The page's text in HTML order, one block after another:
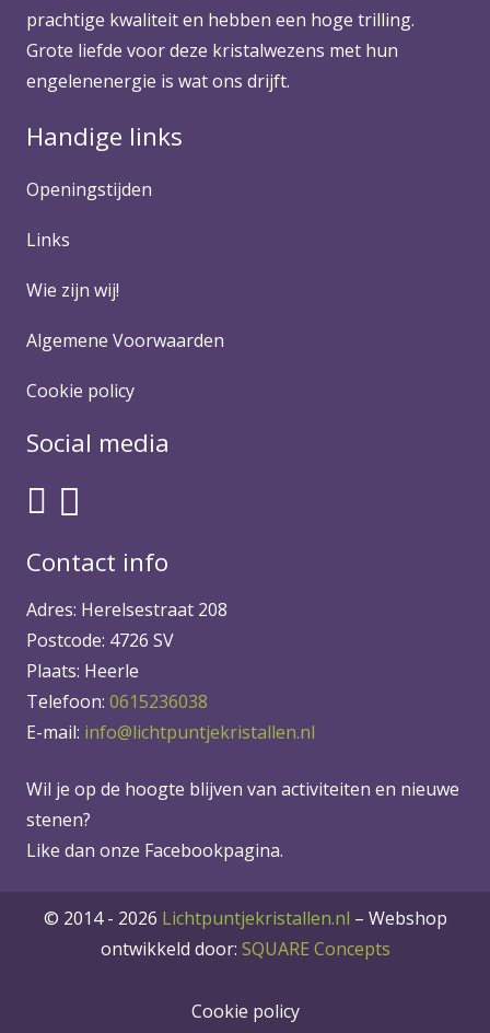
prachtige kwaliteit en hebben een hoge trilling.
Grote liefde voor deze kristalwezens met hun
engelenenergie is wat ons drijft.
Handige links
Openingstijden
Links
Wie zijn wij!
Algemene Voorwaarden
Cookie policy
Social media
Contact info
Adres: Herelsestraat 208
Postcode: 4726 SV
Plaats: Heerle
Telefoon: 0615236038
E-mail: info@lichtpuntjekristallen.nl
Wil je op de hoogte blijven van activiteiten en nieuwe
stenen?
Like dan onze Facebookpagina.
© 2014 - 2026 Lichtpuntjekristallen.nl – Webshop
ontwikkeld door: SQUARE Concepts
Cookie policy